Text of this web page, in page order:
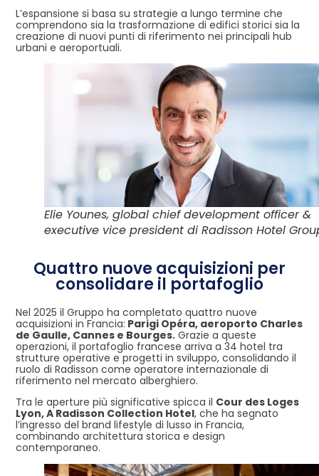
L’espansione si basa su strategie a lungo termine che
comprendono sia la trasformazione di edifici storici sia la
creazione di nuovi punti di riferimento nei principali hub
urbani e aeroportuali.
Elie Younes, global chief development officer &
executive vice president di Radisson Hotel
Quattro nuove acquisizioni per
consolidare il portafoglio
Nel 2025 il Gruppo ha completato quattro nuove
acquisizioni in Francia: Parigi Opéra, aeroporto Charles
de Gaulle, Cannes e Bourges. Grazie a queste
operazioni, il portafoglio francese arriva a 34 hotel tra
strutture operative e progetti in sviluppo, consolidando il
ruolo di Radisson come operatore internazionale di
riferimento nel mercato alberghiero.
Tra le aperture più significative spicca il Cour des Loges
Lyon, A Radisson Collection Hotel, che ha segnato
l’ingresso del brand lifestyle di lusso in Francia,
combinando architettura storica e design
contemporaneo.